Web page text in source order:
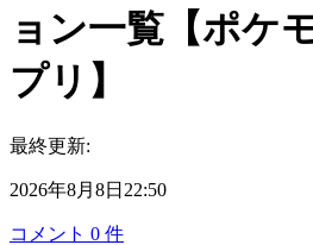
ョン一覧【ポケ
プリ】
最終更新:
2026年8月8日22:50
コメント 0 件